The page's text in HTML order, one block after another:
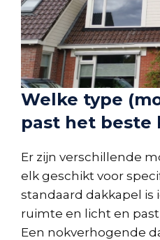
Welke type
past het beste
Er zijn verschillende
elk geschikt voor
standaard dakkapel is
ruimte en licht en
Een nokverhogende